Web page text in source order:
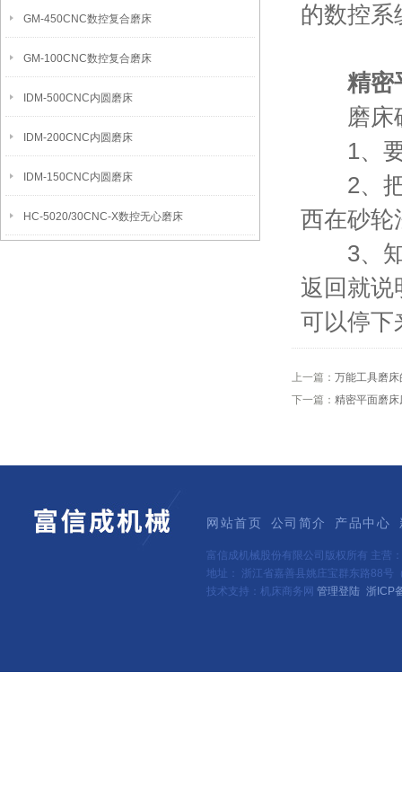
GM-450CNC数控复合磨床
GM-100CNC数控复合磨床
IDM-500CNC内圆磨床
IDM-200CNC内圆磨床
IDM-150CNC内圆磨床
HC-5020/30CNC-X数控无心磨床
的数控系
精密
磨床砂
1、要
2、把
西在砂轮
3、知
返回就说
可以停下
上一篇： 万能工具磨
下一篇： 精密平面磨
网站首页 公司简介 产品中心
富信成机械股份有限公司版权所有 主营：
地址： 浙江省嘉善县姚庄宝群东路88号
技术支持：机床商务网 管理登陆 浙ICP